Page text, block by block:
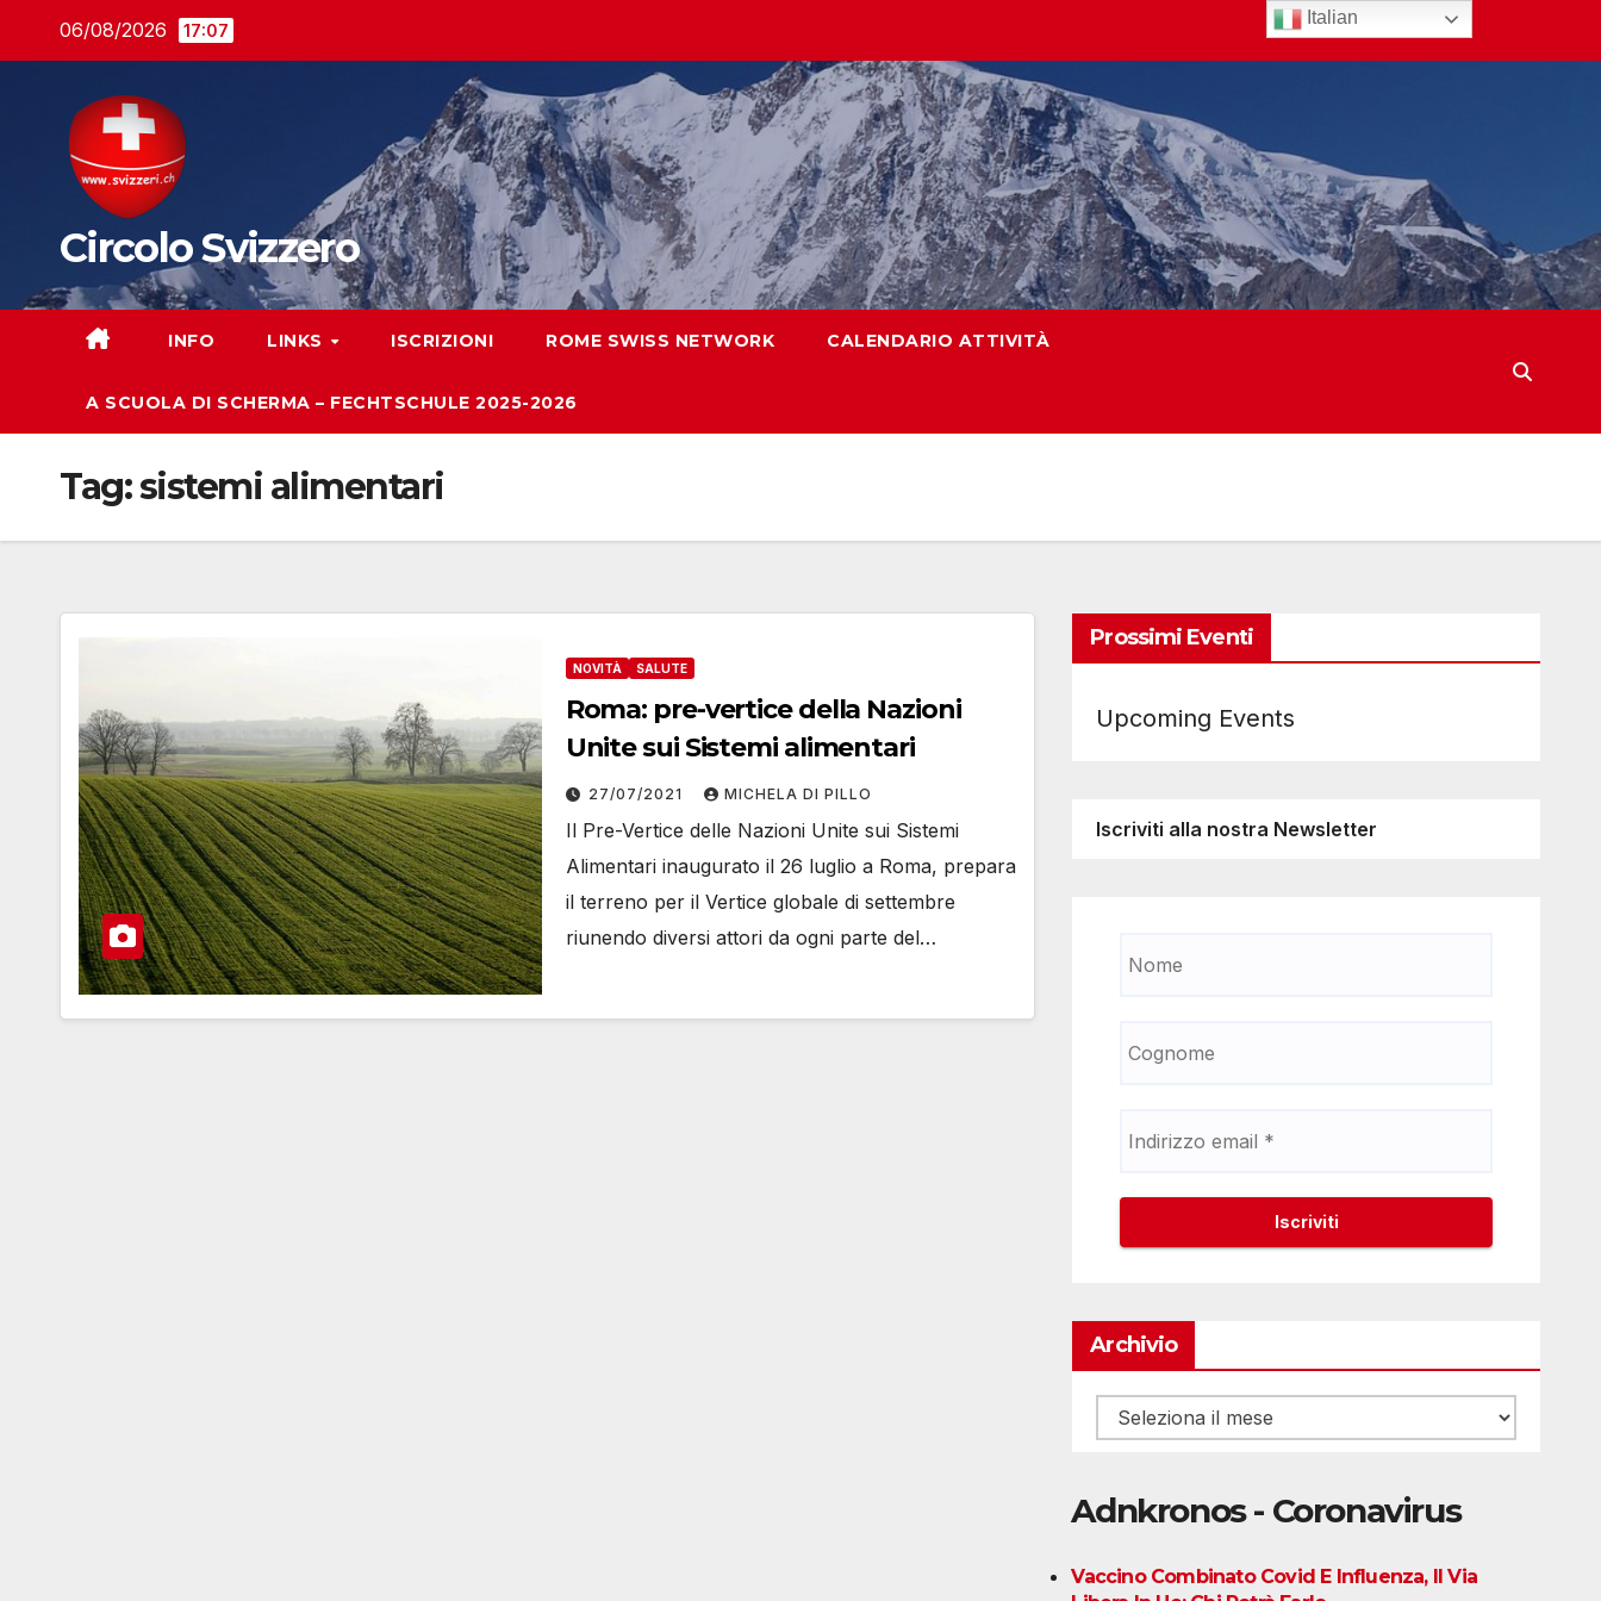
06/08/2026 17:07
Circolo Svizzero
INFO LINKS ISCRIZIONI ROME SWISS NETWORK CALENDARIO ATTIVITÀ
A SCUOLA DI SCHERMA – FECHTSCHULE 2025-2026
Tag:sistemi alimentari
NOVITÀ SALUTE
Roma: pre-vertice della Nazioni
Unite sui Sistemi alimentari
27/07/2021 MICHELA DI PILLO
Il Pre-Vertice delle Nazioni Unite sui Sistemi
Alimentari inaugurato il 26 luglio a Roma, prepara
il terreno per il Vertice globale di settembre
riunendo diversi attori da ogni parte del…
Prossimi Eventi
Upcoming Events
Iscriviti alla nostra Newsletter
Archivio
Archivio
Adnkronos - Coronavirus
Vaccino Combinato Covid E Influenza, Il Via
Italian